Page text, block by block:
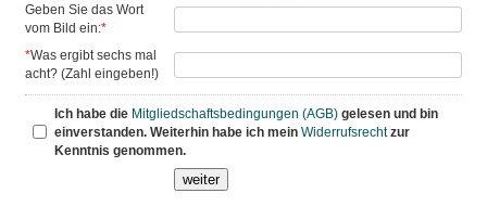
Geben Sie das Wort
vom Bild ein:*
*Was ergibt sechs mal
acht? (Zahl eingeben!)
Ich habe die Mitgliedschaftsbedingungen (AGB) gelesen und bin
einverstanden. Weiterhin habe ich mein Widerrufsrechtzur
Kenntnis genommen.